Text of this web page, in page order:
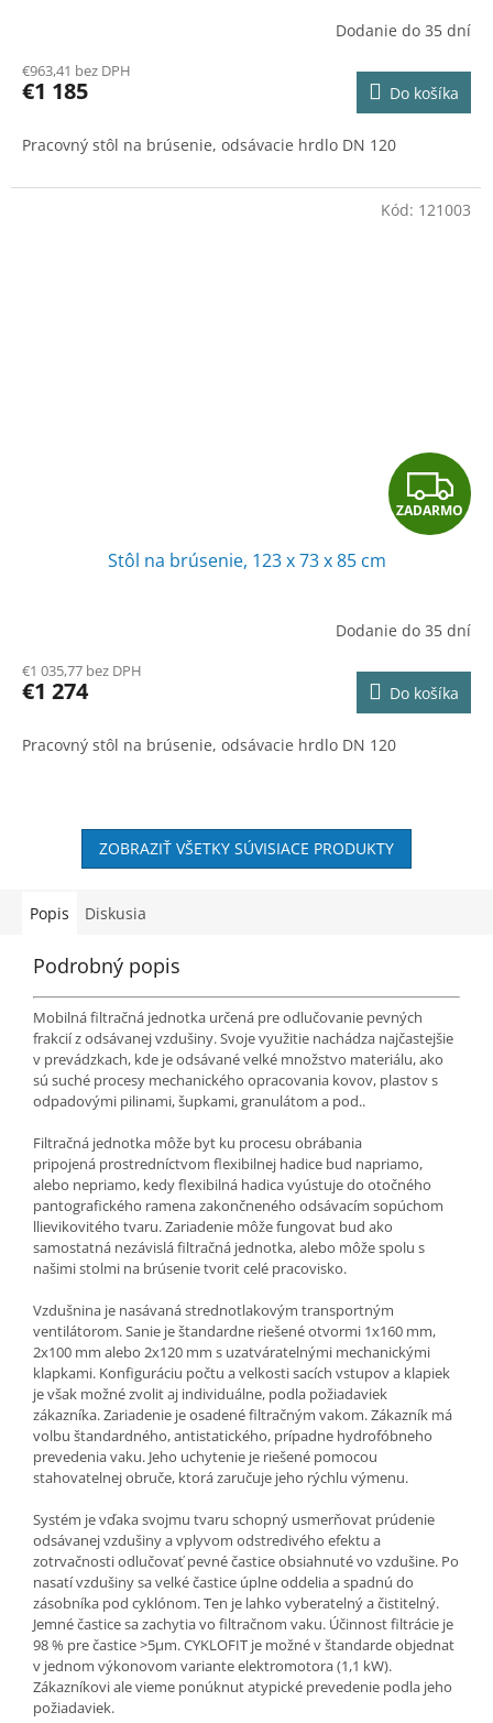
A
R
M
Dodanie do 35 dní
€963,41 bez DPH
€1 185 Do košíka
Pracovný stôl na brúsenie, odsávacie hrdlo DN 120
Z
A
A
R
M
ZADARMO
Stôl na brúsenie, 123 x 73 x 85 cm
Dodanie do 35 dní
€1 035,77 bez DPH
€1 274 Do košíka
Pracovný stôl na brúsenie, odsávacie hrdlo DN 120
Kód: 121003
ZOBRAZIŤ VŠETKY SÚVISIACE PRODUKTY
Popis Diskusia
Podrobný popis
Mobilná filtračná jednotka určená pre odlučovanie pevných
frakcií z odsávanej vzdušiny. Svoje využitie nachádza najčastejšie
v prevádzkach, kde je odsávané velké množstvo materiálu, ako
sú suché procesy mechanického opracovania kovov, plastov s
odpadovými pilinami, šupkami, granulátom a pod..
Filtračná jednotka môže byt ku procesu obrábania
pripojená prostredníctvom flexibilnej hadice bud napriamo,
alebo nepriamo, kedy flexibilná hadica vyústuje do otočného
pantografického ramena zakončneného odsávacím sopúchom
llievikovitého tvaru. Zariadenie môže fungovat bud ako
samostatná nezávislá filtračná jednotka, alebo môže spolu s
našimi stolmi na brúsenie tvorit celé pracovisko.
Vzdušnina je nasávaná strednotlakovým transportným
ventilátorom. Sanie je štandardne riešené otvormi 1x160 mm,
2x100 mm alebo 2x120 mm s uzatváratelnými mechanickými
klapkami. Konfiguráciu počtu a velkosti sacích vstupov a klapiek
je však možné zvolit aj individuálne, podla požiadaviek
zákazníka. Zariadenie je osadené filtračným vakom. Zákazník má
volbu štandardného, antistatického, prípadne hydrofóbneho
prevedenia vaku. Jeho uchytenie je riešené pomocou
stahovatelnej obruče, ktorá zaručuje jeho rýchlu výmenu.
Systém je vďaka svojmu tvaru schopný usmerňovat prúdenie
odsávanej vzdušiny a vplyvom odstredivého efektu a
zotrvačnosti odlučovať pevné častice obsiahnuté vo vzdušine. Po
nasatí vzdušiny sa velké častice úplne oddelia a spadnú do
zásobníka pod cyklónom. Ten je lahko vyberatelný a čistitelný.
Jemné častice sa zachytia vo filtračnom vaku. Účinnost filtrácie je
98 % pre častice >5μm. CYKLOFIT je možné v štandarde objednat
v jednom výkonovom variante elektromotora (1,1 kW).
Zákazníkovi ale vieme ponúknut atypické prevedenie podla jeho
požiadaviek.